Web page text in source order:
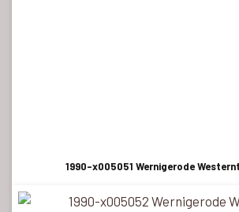
1990-x005051 Wernigerode